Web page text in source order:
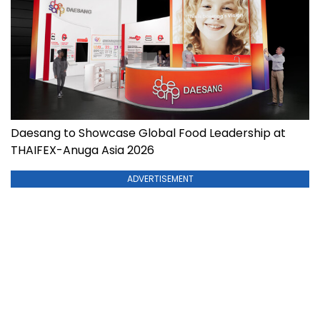
Daesang to Showcase Global Food Leadership at
THAIFEX-Anuga Asia 2026
ADVERTISEMENT